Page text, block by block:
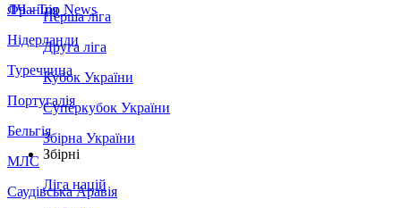
Франція
Нідерланди
Туреччина
Португалія
Бельгія
МЛС
Саудівська Аравія
ЛЧ - Top News
Перша ліга
Друга ліга
Кубок України
Суперкубок України
Збірна України
Збірні
Ліга націй